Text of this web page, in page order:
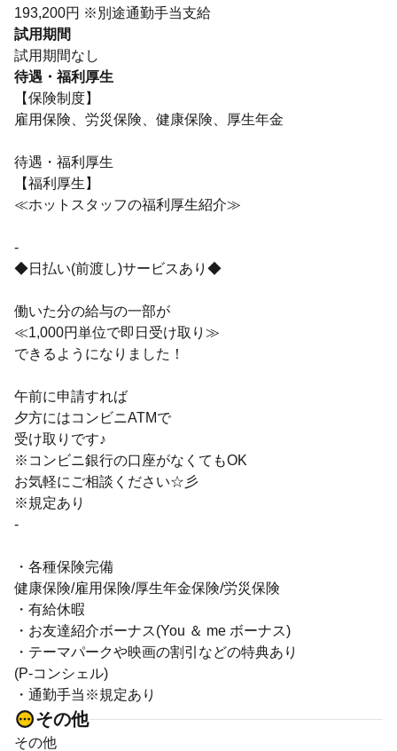
193,200円 ※別途通勤手当支給
試用期間
試用期間なし
待遇・福利厚生
【保険制度】
雇用保険、労災保険、健康保険、厚生年金
待遇・福利厚生
【福利厚生】
≪ホットスタッフの福利厚生紹介≫
-
◆日払い(前渡し)サービスあり◆
働いた分の給与の一部が
≪1,000円単位で即日受け取り≫
できるようになりました！
午前に申請すれば
夕方にはコンビニATMで
受け取りです♪
※コンビニ銀行の口座がなくてもOK
お気軽にご相談ください☆彡
※規定あり
-
・各種保険完備
健康保険/雇用保険/厚生年金保険/労災保険
・有給休暇
・お友達紹介ボーナス(You ＆ me ボーナス)
・テーマパークや映画の割引などの特典あり
(P-コンシェル)
・通勤手当※規定あり
その他
その他